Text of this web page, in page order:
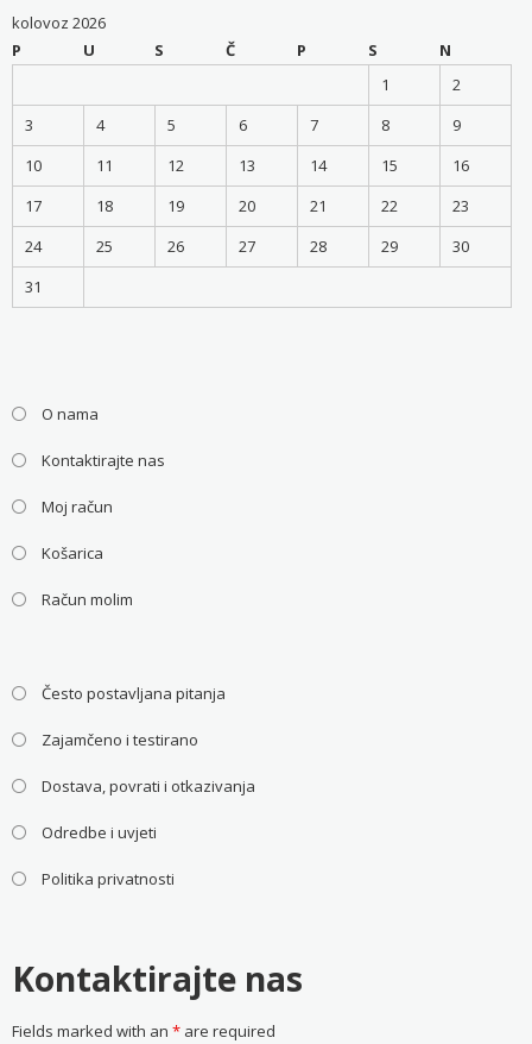
kolovoz 2026
P
U S Č P S
N
1
2
3
4 5 6 7 8
9
10
11 12 13 14 15
16
17
18 19 20 21 22
23
24
25 26 27 28 29
30
31
O nama
Kontaktirajte nas
Moj račun
Košarica
Račun molim
Često postavljana pitanja
Zajamčeno i testirano
Dostava, povrati i otkazivanja
Odredbe i uvjeti
Politika privatnosti
Kontaktirajte nas
Fields marked with an *are required